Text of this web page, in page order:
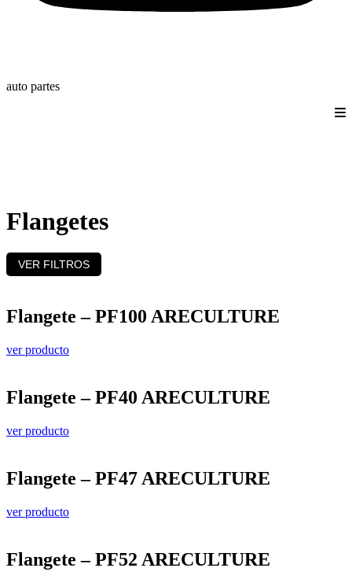
auto partes
Flangetes
VER FILTROS
Flangete – PF100 ARECULTURE
ver producto
Flangete – PF40 ARECULTURE
ver producto
Flangete – PF47 ARECULTURE
ver producto
Flangete – PF52 ARECULTURE